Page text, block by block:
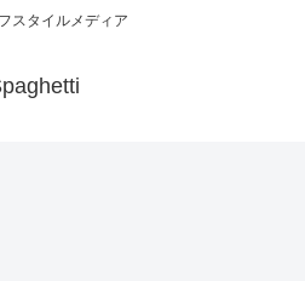
スタイルメディア